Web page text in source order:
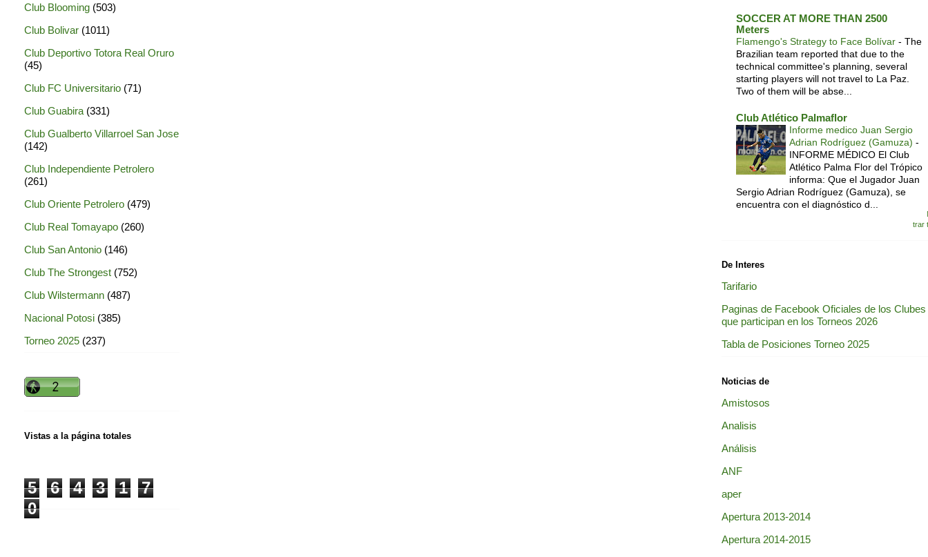
Club Blooming (503)
Club Bolivar (1011)
Club Deportivo Totora Real Oruro
(45)
Club FC Universitario (71)
Club Guabira (331)
Club Gualberto Villarroel San Jose
(142)
Club Independiente Petrolero
(261)
Club Oriente Petrolero (479)
Club Real Tomayapo (260)
Club San Antonio (146)
Club The Strongest (752)
Club Wilstermann (487)
Nacional Potosi (385)
Torneo 2025 (237)
Vistas a la página totales
5 6 4 3 1
7
0
SOCCER AT MORE THAN 2500
Meters
Flamengo's Strategy to Face Bolívar - The
Brazilian team reported that due to the
technical committee's planning, several
starting players will not travel to La Paz.
Two of them will be abse...
Club Atlético Palmaflor
Informe medico Juan Sergio
Adrian Rodríguez (Gamuza) -
INFORME MÉDICO El Club
Atlético Palma Flor del Trópico
informa: Que el Jugador Juan
Sergio Adrian Rodríguez (Gamuza), se
encuentra con el diagnóstico d...
trar
De Interes
Tarifario
Paginas de Facebook Oficiales de los Clubes
que participan en los Torneos 2026
Tabla de Posiciones Torneo 2025
Noticias de
Amistosos
Analisis
Análisis
ANF
aper
Apertura 2013-2014
Apertura 2014-2015